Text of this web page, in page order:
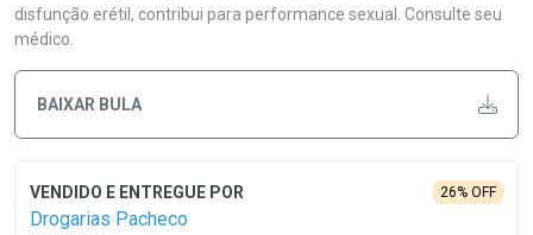
disfunção erétil, contribui para performance sexual. Consulte seu
médico.
BAIXAR BULA
Drogarias Pacheco
26% OFF